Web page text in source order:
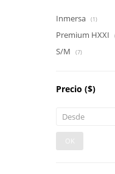
Inmersa (1)
Premium HXXI
S/M (7)
Precio ($)
OK